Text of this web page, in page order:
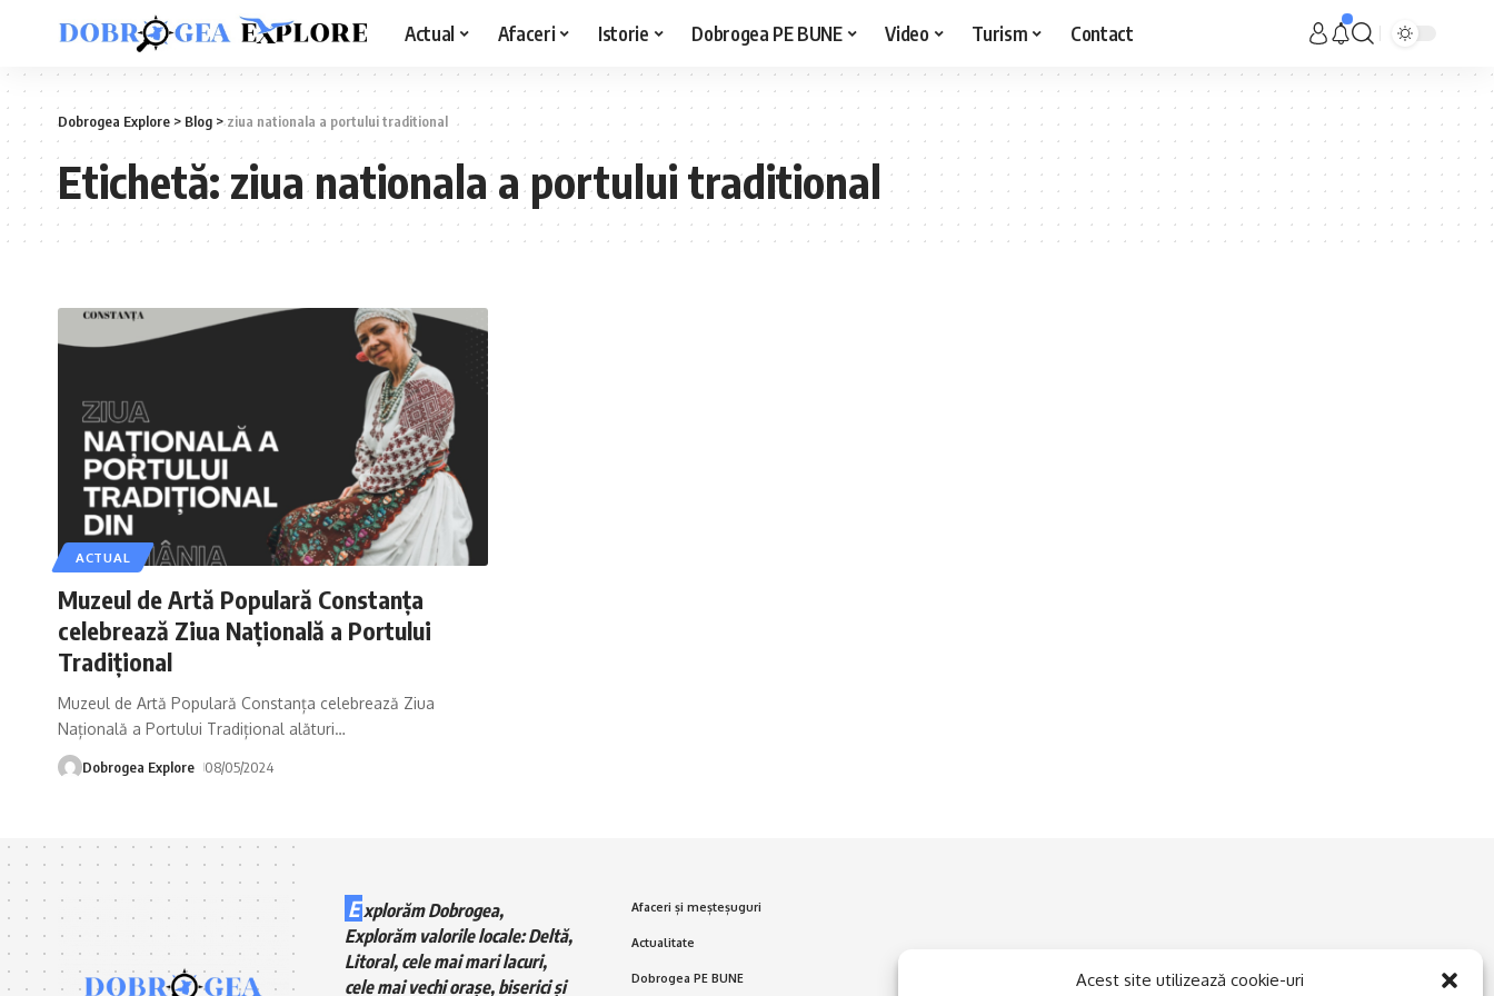
Acest site utilizează cookie-uri
Actual Afaceri Istorie Dobrogea PE BUNE Video Turism Contact
Dobrogea Explore> Blog >ziua nationala a portului traditional
Etichetă:ziua nationala a portului traditional
ACTUAL
Muzeul de Artă Populară Constanța
celebrează Ziua Națională a Portului
Tradițional
Muzeul de Artă Populară Constanța celebrează Ziua
Națională a Portului Tradițional alături…
Dobrogea Explore 08/05/2024
E xplorăm Dobrogea,
Explorăm valorile locale: Deltă,
Litoral, cele mai mari lacuri,
cele mai vechi orașe, biserici și
Afaceri și meșteșuguri
Actualitate
Dobrogea PE BUNE